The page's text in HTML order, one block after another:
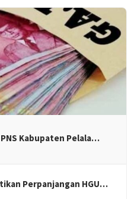
Kabupaten Pelala…
Perpanjangan HGU…